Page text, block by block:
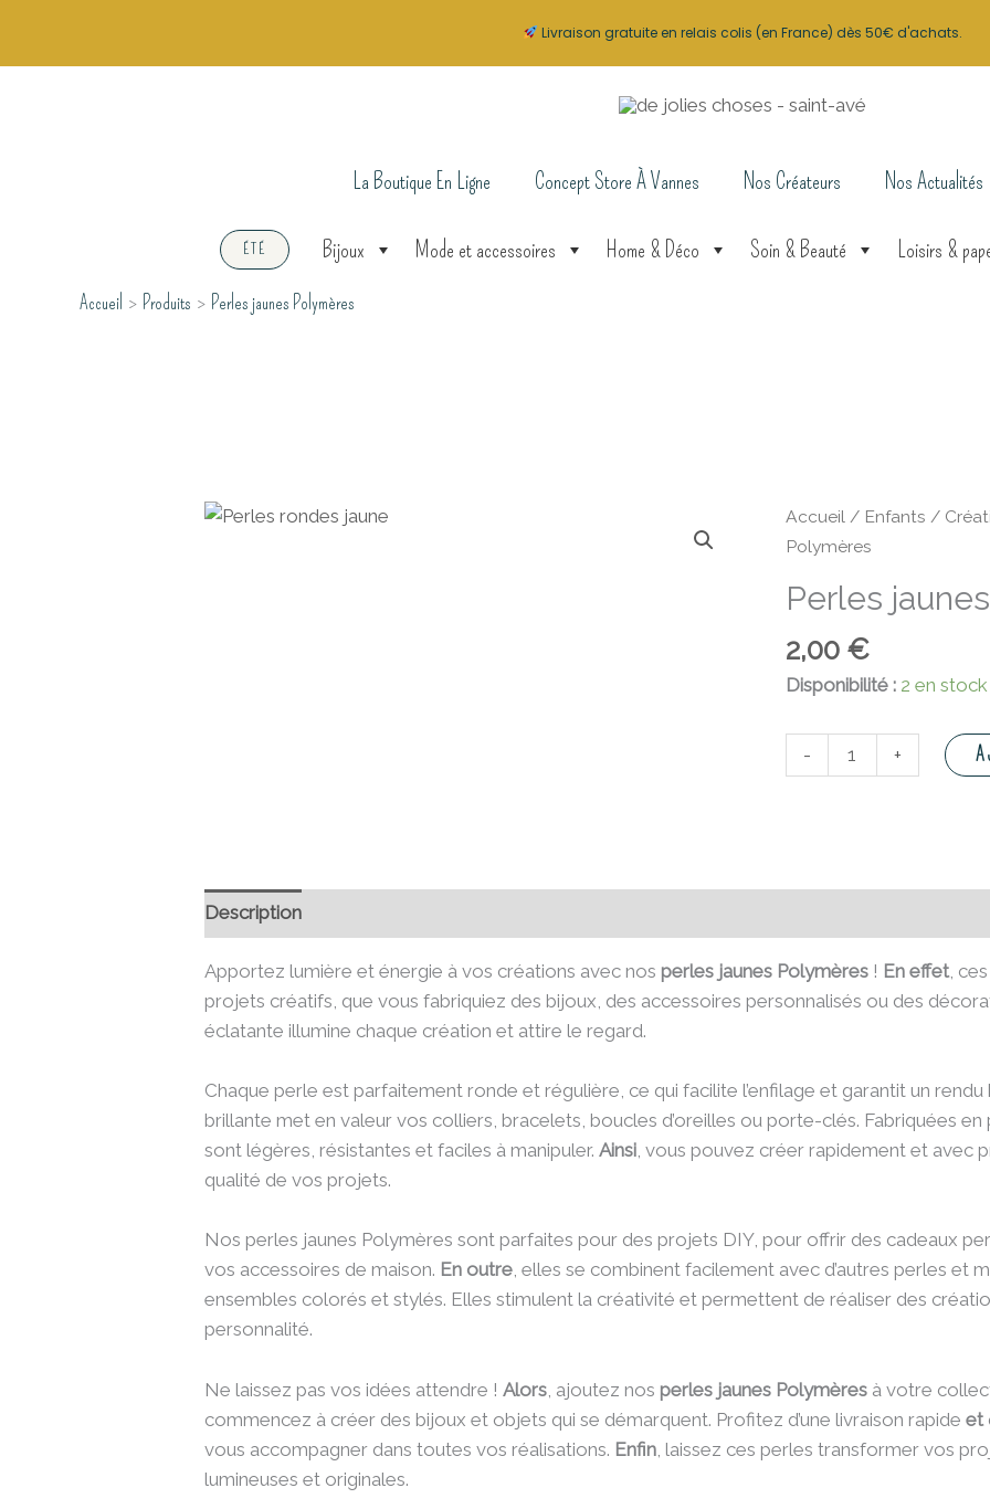
La Boutique En Ligne Concept Store À Vannes Nos Créateurs Nos Actualités
ÉTÉ Bijoux Mode et accessoires Home & Déco Soin & Beauté Loisirs &
Accueil Produits Perles jaunes Polymères
Accueil/ Enfants /
Polymères
Perles
2,00 €
Disponibilité : 2 en stock
-
quantité
de
jaunes
Polymères
+
Description
Apportez lumière et énergie à vos créations avec nos perles jaunes Polymères ! En effet,
projets créatifs, que vous fabriquiez des bijoux, des accessoires personnalisés ou des
éclatante illumine chaque création et attire le regard.
Chaque perle est parfaitement ronde et régulière, ce qui facilite l’enfilage et garantit un
brillante met en valeur vos colliers, bracelets, boucles d’oreilles ou porte-clés. Fabriquées
sont légères, résistantes et faciles à manipuler.Ainsi, vous pouvez créer rapidement et avec
qualité de vos projets.
Nos perles jaunes Polymères sont parfaites pour des projets DIY, pour offrir des cadeaux
vos accessoires de maison. En outre, elles se combinent facilement avec d’autres perles et
ensembles colorés et stylés. Elles stimulent la créativité et permettent de réaliser des
personnalité.
Ne laissez pas vos idées attendre !Alors , ajoutez nos perles jaunes Polymères à votre
commencez à créer des bijoux et objets qui se démarquent. Profitez d’une livraison rapideet
vous accompagner dans toutes vos réalisations. Enfin , laissez ces perles transformer vos
lumineuses et originales.
Livraison gratuite en relais colis (en France) dès 50€ d'achats.